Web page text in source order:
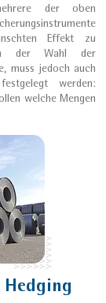
der oben
Effekt zu
der Wahl der
muss jedoch auch
werden:
welche Mengen